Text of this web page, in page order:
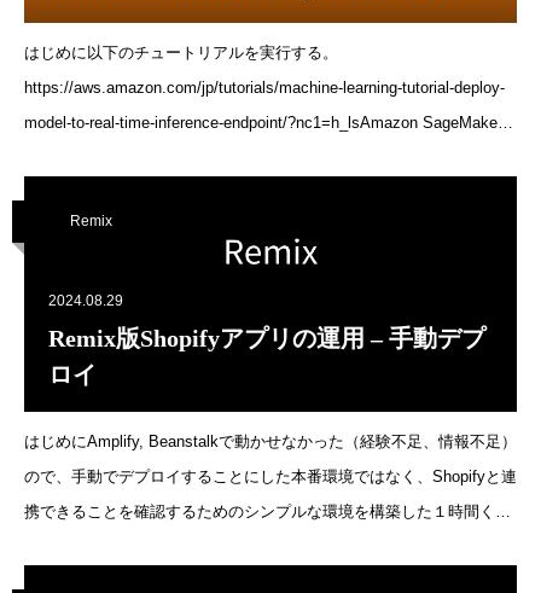
のデプロイ
はじめに以下のチュートリアルを実行する。
https://aws.amazon.com/jp/tutorials/machine-learning-tutorial-deploy-
model-to-real-time-inference-endpoint/?nc1=h_lsAmazon SageMaker
Amazon SageMakerの中で提供される統合開発環境（IDE）です。機
械学習のモデル開発、トレーニング、デプロイまでのすべてのプロセ
スを一つの環境で行えるのが特徴です。次のような特徴があります：
ビジュアルインターフェース: コードを書くことなく、データの前処
理、トレーニング、モデルのデプロイを行うことができます。ノート
進めることができます。
Remix
2024.08.29
Remix版Shopifyアプリの運用 – 手動デプ
ロイ
はじめにAmplify, Beanstalkで動かせなかった（経験不足、情報不足）
ので、手動でデプロイすることにした本番環境ではなく、Shopifyと連
携できることを確認するためのシンプルな環境を構築した１時間くら